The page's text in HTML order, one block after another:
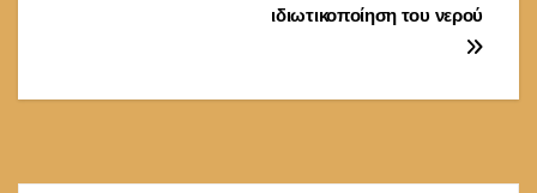
ιδιωτικοποίηση του νερού